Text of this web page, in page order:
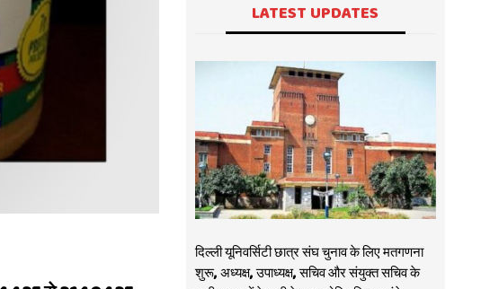
LATEST UPDATES
दिल्ली यूनिवर्सिटी छात्र संघ चुनाव के लिए मतगणना
शुरू, अध्यक्ष, उपाध्यक्ष, सचिव और संयुक्त सचिव के